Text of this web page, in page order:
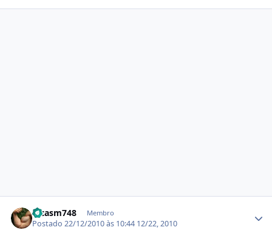
lucasm748 Membro
Postado22/12/2010 às 10:44 12/22, 2010